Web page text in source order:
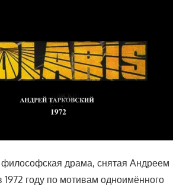
драма, снятая Андреем
1972 году по мотивам одноимённого